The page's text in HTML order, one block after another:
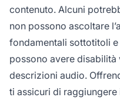
contenuto. Alcuni
non possono ascoltare
fondamentali sottotitoli
possono avere disabilità
descrizioni audio.
ti assicuri di